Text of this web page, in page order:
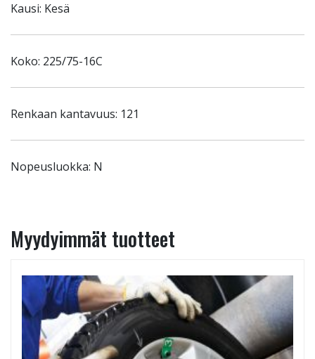
Kausi: Kesä
Koko: 225/75-16C
Renkaan kantavuus: 121
Nopeusluokka: N
Myydyimmät tuotteet